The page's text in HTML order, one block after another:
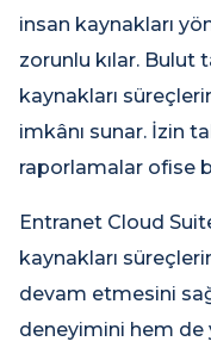
insan kaynakları
zorunlu kılar. Bulut
kaynakları
imkânı sunar. İzin
raporlamalar ofise
Entranet Cloud
kaynakları
devam etmesini
deneyimini hem